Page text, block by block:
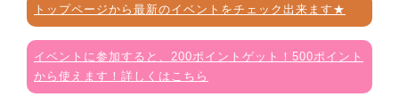
トップページから最新のイベントをチェック出来ます★
イベントに参加すると、200ポイントゲット！500ポイント
から使えます！詳しくはこちら